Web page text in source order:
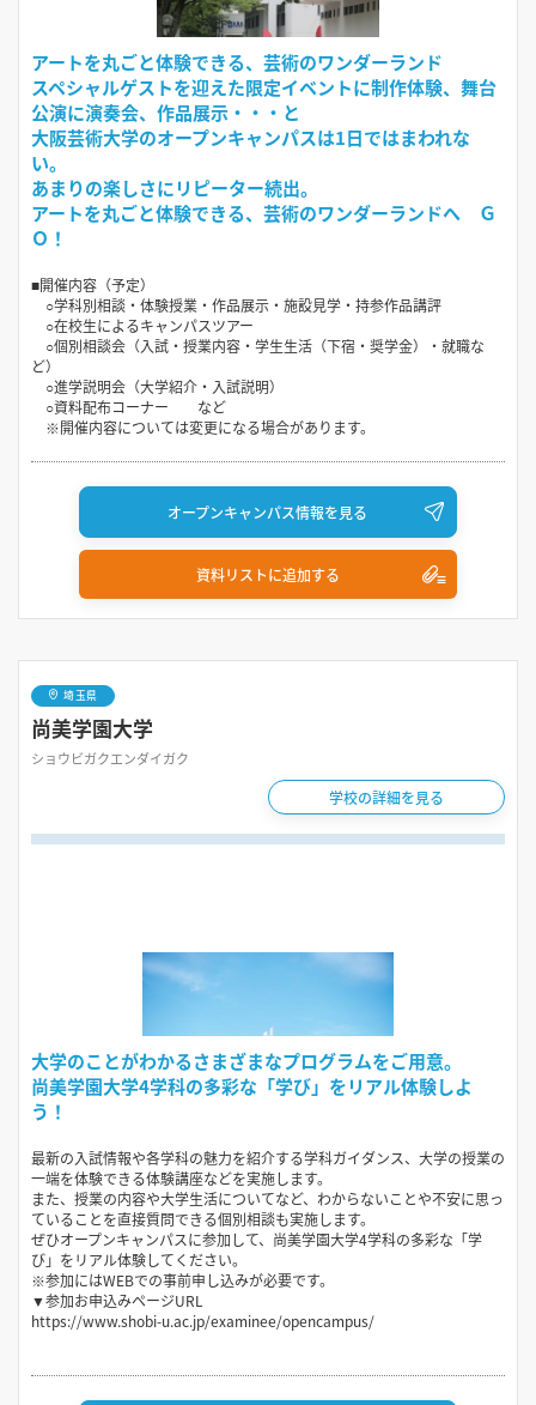
アートを丸ごと体験できる、芸術のワンダーランド
スペシャルゲストを迎えた限定イベントに制作体験、舞台
公演に演奏会、作品展示・・・と
大阪芸術大学のオープンキャンパスは1日ではまわれな
い。
あまりの楽しさにリピーター続出。
アートを丸ごと体験できる、芸術のワンダーランドへ Ｇ
Ｏ！
■開催内容（予定）
○学科別相談・体験授業・作品展示・施設見学・持参作品講評
○在校生によるキャンパスツアー
○個別相談会（入試・授業内容・学生生活（下宿・奨学金）・就職な
ど）
○進学説明会（大学紹介・入試説明）
○資料配布コーナー など
※開催内容については変更になる場合があります。
オープンキャンパス情報を見る
資料リストに追加する
埼玉県
尚美学園大学
ショウビガクエンダイガク
学校の詳細を見る
大学のことがわかるさまざまなプログラムをご用意。
尚美学園大学4学科の多彩な「学び」をリアル体験しよ
う！
最新の入試情報や各学科の魅力を紹介する学科ガイダンス、大学の授業の
一端を体験できる体験講座などを実施します。
また、授業の内容や大学生活についてなど、わからないことや不安に思っ
ていることを直接質問できる個別相談も実施します。
ぜひオープンキャンパスに参加して、尚美学園大学4学科の多彩な「学
び」をリアル体験してください。
※参加にはWEBでの事前申し込みが必要です。
▼参加お申込みページURL
https://www.shobi-u.ac.jp/examinee/opencampus/